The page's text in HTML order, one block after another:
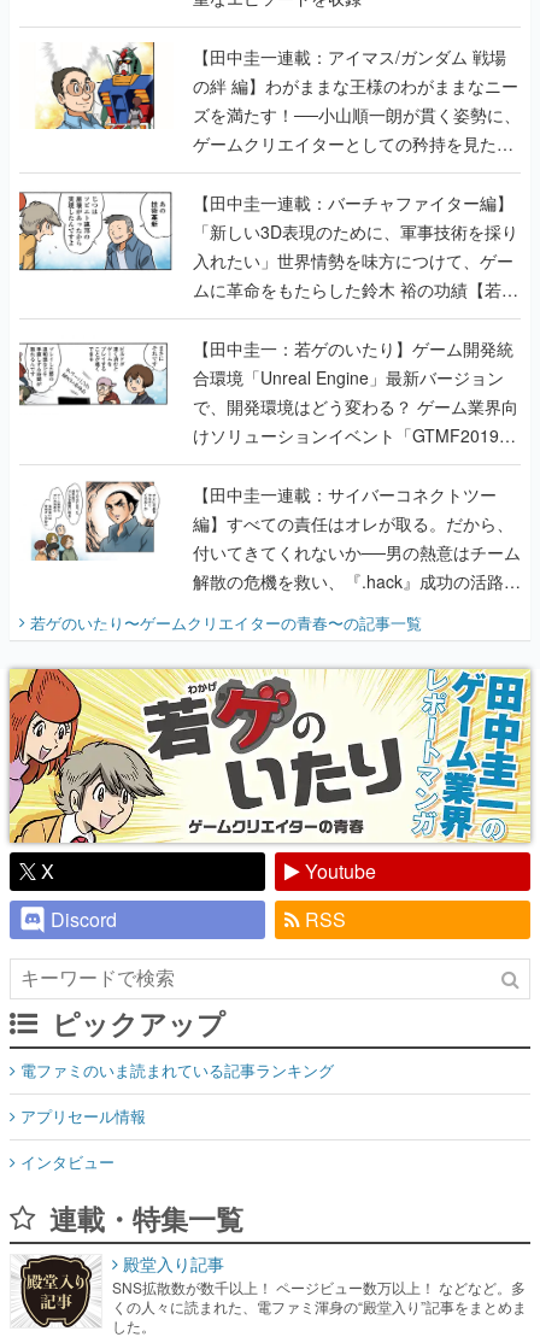
【田中圭一連載：アイマス/ガンダム 戦場
の絆 編】わがままな王様のわがままなニー
ズを満たす！──小山順一朗が貫く姿勢に、
ゲームクリエイターとしての矜持を見た
【若ゲのいたり最終回】
【田中圭一連載：バーチャファイター編】
「新しい3D表現のために、軍事技術を採り
入れたい」世界情勢を味方につけて、ゲー
ムに革命をもたらした鈴木 裕の功績【若ゲ
のいたり】
【田中圭一：若ゲのいたり】ゲーム開発統
合環境「Unreal Engine」最新バージョン
で、開発環境はどう変わる？ ゲーム業界向
けソリューションイベント「GTMF2019」
に行って、より理解を深めよう【PR】
【田中圭一連載：サイバーコネクトツー
編】すべての責任はオレが取る。だから、
付いてきてくれないか──男の熱意はチーム
解散の危機を救い、『.hack』成功の活路を
『少年ジャンプ』色だった【若ゲのいた
り】
若ゲのいたり〜ゲームクリエイターの青春〜の記事一覧
X
Youtube
Discord
RSS
ピックアップ
電ファミのいま読まれている記事ランキング
アプリセール情報
インタビュー
連載・特集一覧
殿堂入り記事
SNS拡散数が数千以上！ ページビュー数万以上！ などなど。多
くの人々に読まれた、電ファミ渾身の“殿堂入り”記事をまとめま
した。